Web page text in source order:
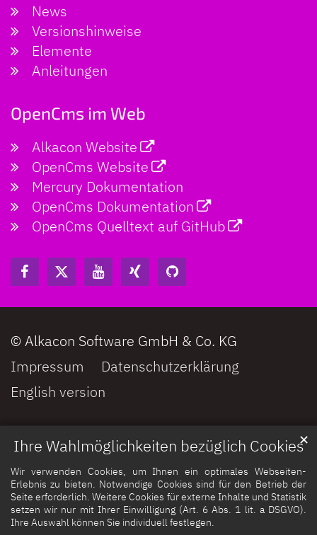
Ihre Wahlmöglichkeiten bezüglich Cookies
Wir verwenden Cookies, um Ihnen ein optimales Webseiten-
Erlebnis zu bieten. Notwendige Cookies sind für den Betrieb der
Seite erforderlich. Weitere Cookies für externe Inhalte und Statistik
setzen wir nur mit Ihrer Einwilligung (Art. 6 Abs. 1 lit. a DSGVO).
Ihre Auswahl können Sie individuell festlegen.
✕
News
Versionshinweise
Elemente
Anleitungen
OpenCms im Web
Alkacon Website
OpenCms Website
Mercury Dokumentation
OpenCms Dokumentation
OpenCms Quelltext auf GitHub
© Alkacon Software GmbH & Co. KG
Impressum
Datenschutzerklärung
English version